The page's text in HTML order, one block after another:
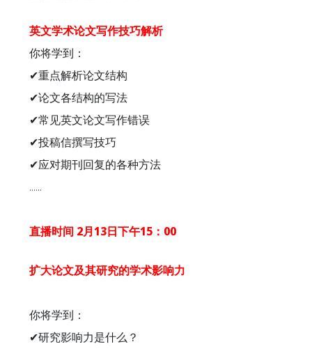
英文学术论文写作技巧解析
你将学到：
✔重点解析论文结构
✔论文各结构的写法
✔常见英文论文写作错误
✔投稿信撰写技巧
✔应对期刊回复的各种方法
......
直播时间 2月13日下午15：00
扩大论文及其研究的学术影响力
你将学到：
✔研究影响力是什么？